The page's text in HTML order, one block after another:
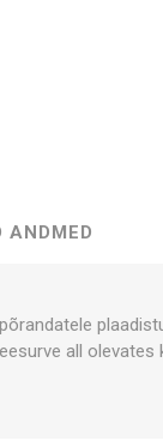
ANDMED
all olevates